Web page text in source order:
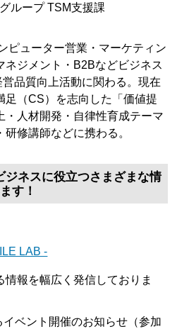
ループ TSM支援課
ピューター営業・マーケティン
ネジメント・B2Bなどビジネス
品質向上活動に関わる。現在
足（CS）を志向した「価値提
・人材開発・自律性育成テーマ
修講師などに携わる。
ジネスに役立つさまざまな情
す！
LAB -
報を幅広く発信しておりま
ベント開催のお知らせ（参加